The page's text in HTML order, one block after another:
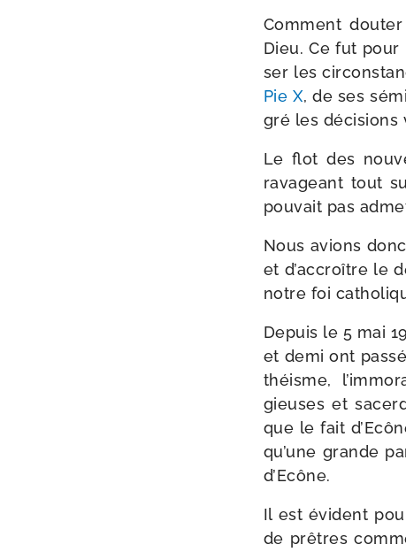
Comment
Dieu. Ce fut
ser les
Pie X, de ses
gré les déci­sions
Le flot des
rava­geant tout
pou­vait pas
Nous avions
et d’ac­croître le
notre foi
Depuis le 5 mai
et demi ont
théisme,
gieuses et
que le fait
qu’une grande
d’Ecône.
Il est évident
de prêtres